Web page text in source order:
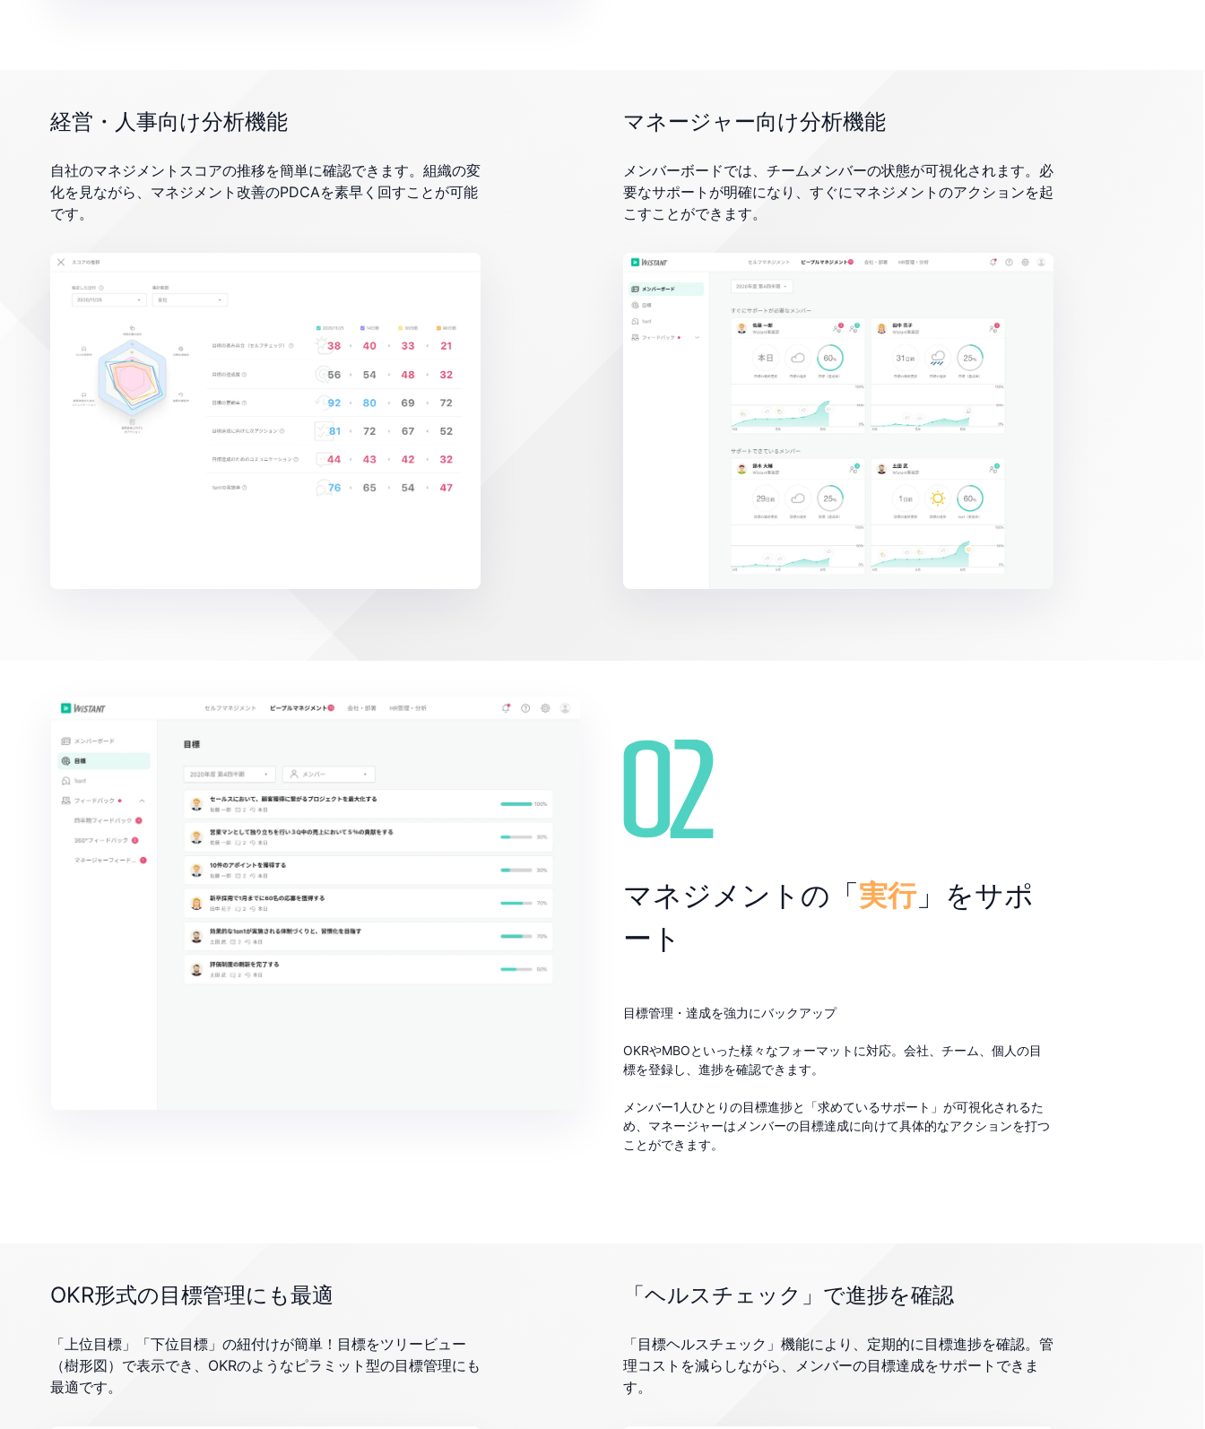
経営・人事向け分析機能
自社のマネジメントスコアの推移を簡単に確認できます。組織の変
化を見ながら、マネジメント改善のPDCAを素早く回すことが可能
です。
マネージャー向け分析機能
メンバーボードでは、チームメンバーの状態が可視化されます。必
要なサポートが明確になり、すぐにマネジメントのアクションを起
こすことができます。
マネジメントの「実行」をサポ
ート
目標管理・達成を強力にバックアップ
OKRやMBOといった様々なフォーマットに対応。会社、チーム、個人の目
標を登録し、進捗を確認できます。
メンバー1人ひとりの目標進捗と「求めているサポート」が可視化されるた
め、マネージャーはメンバーの目標達成に向けて具体的なアクションを打つ
ことができます。
OKR形式の目標管理にも最適
「上位目標」「下位目標」の紐付けが簡単！目標をツリービュー
（樹形図）で表示でき、OKRのようなピラミット型の目標管理にも
最適です。
「ヘルスチェック」で進捗を確認
「目標ヘルスチェック」機能により、定期的に目標進捗を確認。 管
理コストを減らしながら、メンバーの目標達成をサポートできま
す。